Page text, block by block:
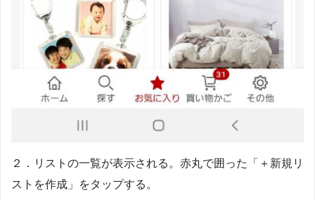
２．リストの一覧が表示される。赤丸で囲った「＋新規リ
ストを作成」をタップする。